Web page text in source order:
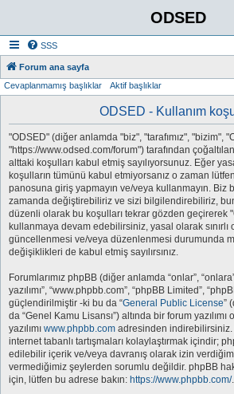
ODSED
SSS
Forum ana sayfa
Cevaplanmamış başlıklar Aktif başlıklar
ODSED - Kullanım
"ODSED" (diğer anlamda "biz", "tarafımız", "bizim",
"https://www.odsed.com/forum") tarafından
alttaki koşulları kabul etmiş sayılıyorsunuz. Eğer
koşulların tümünü kabul etmiyorsanız o zaman
panosuna giriş yapmayın ve/veya kullanmayın. Biz
zamanda değiştirebiliriz ve sizi bilgilendirebiliriz,
düzenli olarak bu koşulları tekrar gözden geçirerek
kullanmaya devam edebilirsiniz, yasal olarak sınırlı
güncellenmesi ve/veya düzenlenmesi durumunda
değişiklikleri de kabul etmiş sayılırsınız.
Forumlarımız phpBB (diğer anlamda “onlar”,
yazılımı”, “www.phpbb.com”, “phpBB Limited”,
güçlendirilmiştir -ki bu da “General Public License”
da “Genel Kamu Lisansı”) altında bir forum yazılımı
yazılımı www.phpbb.com adresinden indirebilirsiniz.
internet tabanlı tartışmaları kolaylaştırmak içindir;
edilebilir içerik ve/veya davranış olarak izin
vermediğimiz şeylerden sorumlu değildir. phpBB
için, lütfen bu adrese bakın: https://www.phpbb.com/.